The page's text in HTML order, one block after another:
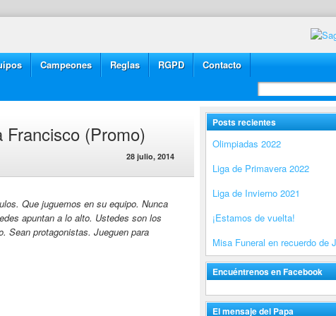
Campeones Reglas RGPD Contacto
Francisco (Promo)
28 julio, 2014
Que juguemos en su equipo. Nunca
apuntan a lo alto. Ustedes son los
Sean protagonistas. Jueguen para
Posts recientes
Olimpiadas 2022
Liga de Primavera 2022
Liga de Invierno 2021
¡Estamos de vuelta!
Misa Funeral en recuerdo de
Encuéntrenos en Facebook
El mensaje del Papa